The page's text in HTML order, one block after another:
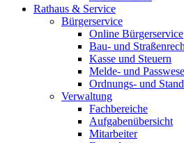
Rathaus & Service
Bürgerservice
Online Bürgerservice
Bau- und
Kasse und Steuern
Melde- und
Ordnungs- und
Verwaltung
Fachbereiche
Aufgabenübersicht
Mitarbeiter